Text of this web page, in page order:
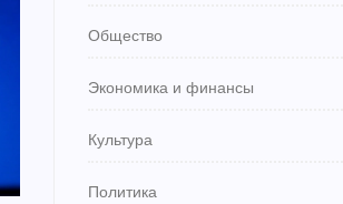
Общество
Экономика и финансы
Культура
Политика